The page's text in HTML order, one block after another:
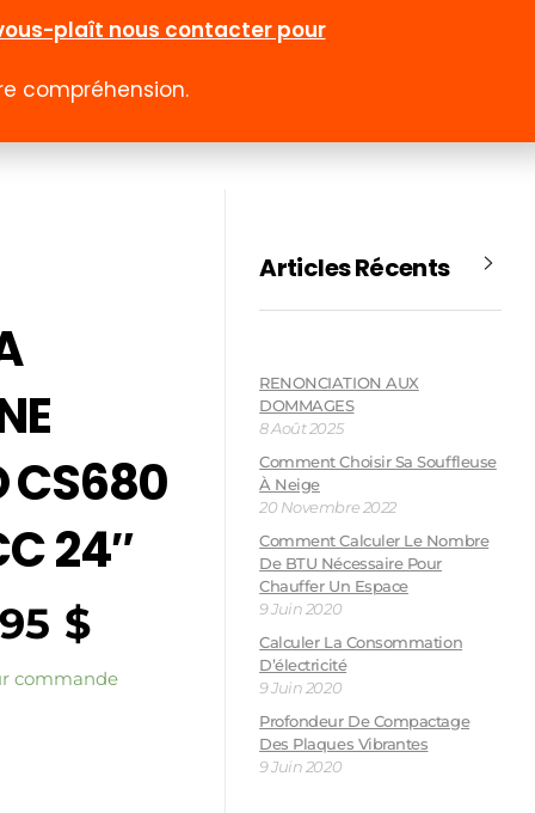
Emploi
CS680
24″
$
commande
Articles Récents
RENONCIATION AUX
DOMMAGES
8 Août 2025
Comment Choisir Sa Souffleuse
À Neige
20 Novembre 2022
Comment Calculer Le Nombre
De BTU Nécessaire Pour
Chauffer Un Espace
9 Juin 2020
Calculer La Consommation
D’électricité
9 Juin 2020
Profondeur De Compactage
Des Plaques Vibrantes
9 Juin 2020
plaît nous contacter pour
compréhension.